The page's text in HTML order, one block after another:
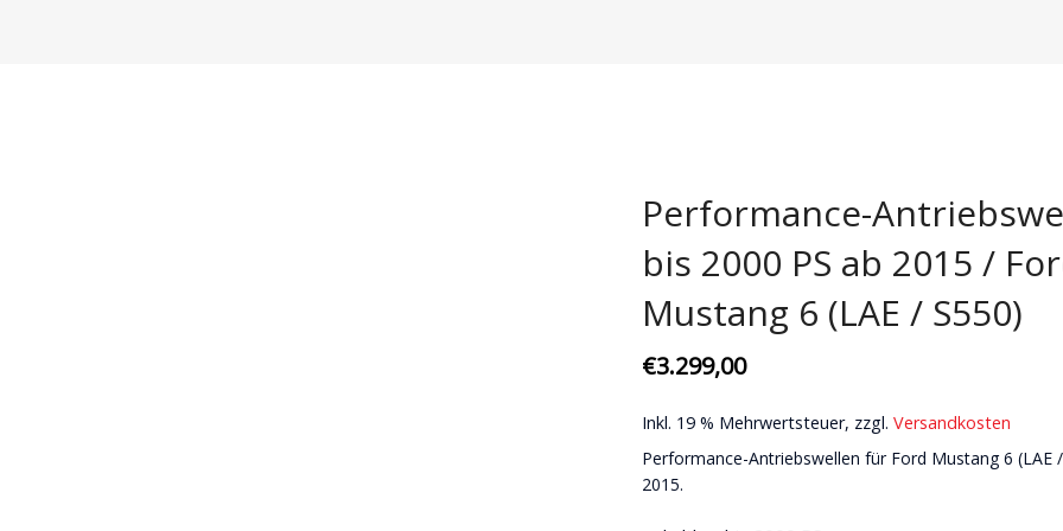
Querlenker
Stabilisatoren
Stoßdämpfer
Zündkerzen US Lifestyle
Performance-
bis 2000 PS ab 2015 /
Mustang 6 (LAE / S550)
€3.299,00
Inkl. 19 % Mehrwertsteuer, zzgl.Versandkosten
Performance-Antriebswellen für Ford Mustang 6 (LAE
2015.